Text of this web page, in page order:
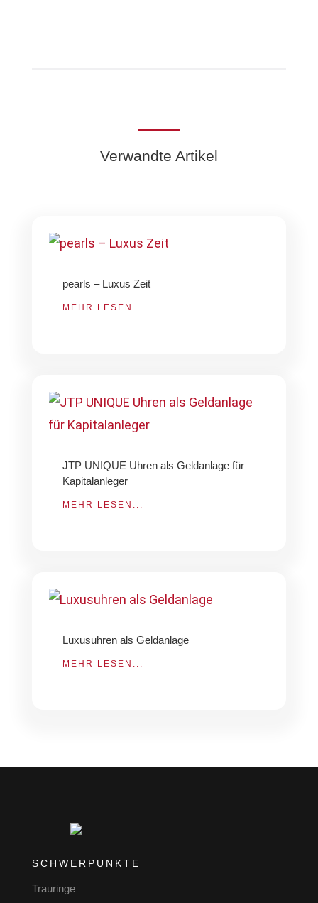
Verwandte Artikel
pearls – Luxus Zeit
MEHR LESEN...
JTP UNIQUE Uhren als Geldanlage für
Kapitalanleger
MEHR LESEN...
Luxusuhren als Geldanlage
MEHR LESEN...
SCHWERPUNKTE
Trauringe